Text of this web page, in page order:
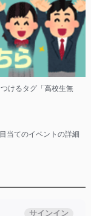
けるタグ「高校生無
当てのイベントの詳細